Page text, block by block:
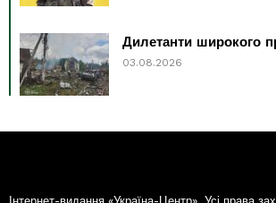
Дилетанти широкого
03.08.2026